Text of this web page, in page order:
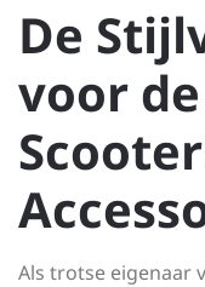
De
voor
Als trotse eigenaar